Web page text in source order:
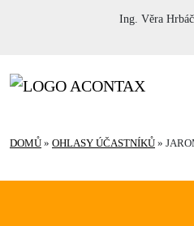
Ing. Věra
DOMŮ » OHLASY ÚČASTNÍKŮ »